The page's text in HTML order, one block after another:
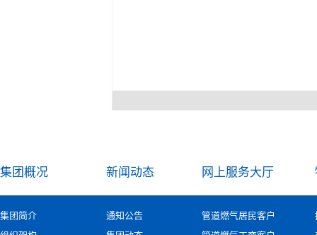
集团概况 新闻动态 网上服务大厅
集团简介
通知公告
管道燃气居民客户